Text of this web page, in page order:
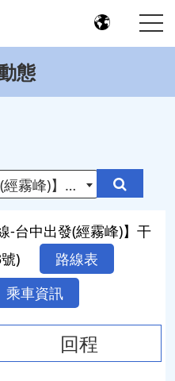
態
6883C 【溪頭線-台中出發(經霧峰)】干城站→溪頭(經霧峰及國道3號)
-台中出發(經霧峰)】干
)
路線表
乘車資訊
回程